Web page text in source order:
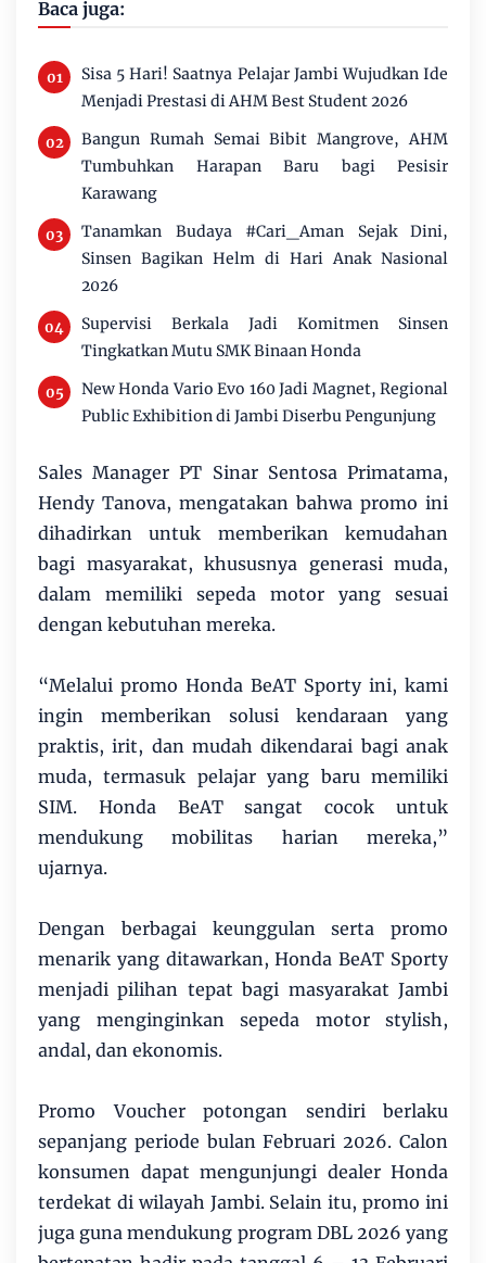
Baca juga:
Sisa 5 Hari! Saatnya Pelajar Jambi Wujudkan Ide
Menjadi Prestasi di AHM Best Student 2026
Bangun Rumah Semai Bibit Mangrove, AHM
Tumbuhkan Harapan Baru bagi Pesisir
Karawang
Tanamkan Budaya #Cari_Aman Sejak Dini,
Sinsen Bagikan Helm di Hari Anak Nasional
2026
Supervisi Berkala Jadi Komitmen Sinsen
Tingkatkan Mutu SMK Binaan Honda
New Honda Vario Evo 160 Jadi Magnet, Regional
Public Exhibition di Jambi Diserbu Pengunjung
Sales Manager PT Sinar Sentosa Primatama,
Hendy Tanova, mengatakan bahwa promo ini
dihadirkan untuk memberikan kemudahan
bagi masyarakat, khususnya generasi muda,
dalam memiliki sepeda motor yang sesuai
dengan kebutuhan mereka.
“Melalui promo Honda BeAT Sporty ini, kami
ingin memberikan solusi kendaraan yang
praktis, irit, dan mudah dikendarai bagi anak
muda, termasuk pelajar yang baru memiliki
SIM. Honda BeAT sangat cocok untuk
mendukung mobilitas harian mereka,”
ujarnya.
Dengan berbagai keunggulan serta promo
menarik yang ditawarkan, Honda BeAT Sporty
menjadi pilihan tepat bagi masyarakat Jambi
yang menginginkan sepeda motor stylish,
andal, dan ekonomis.
Promo Voucher potongan sendiri berlaku
sepanjang periode bulan Februari 2026. Calon
konsumen dapat mengunjungi dealer Honda
terdekat di wilayah Jambi. Selain itu, promo ini
juga guna mendukung program DBL 2026 yang